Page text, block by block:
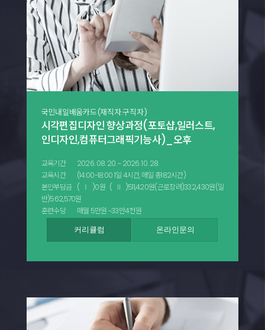
국민내일배움카드(재직자.구직자)
시각편집디자인 향상과정(포토샵,일러스트,
인디자인,컴퓨터그래픽기능사)_오후
교육기간
2026. 08. 20. ~ 2026. 10. 28.
교육시간
(14:00-18:00 1일 4시간, 매일 총182시간)
본인부담금 (Ⅰ)0원 (Ⅱ)511,420원(근로장려)332,430원(일
반)562,570원
훈련수당
매월 5만원 ~33만4천원